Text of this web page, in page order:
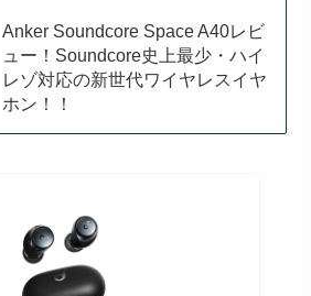
Anker Soundcore Space A40レビ
ュー！Soundcore史上最少・ハイ
レゾ対応の新世代ワイヤレスイヤ
ホン！！